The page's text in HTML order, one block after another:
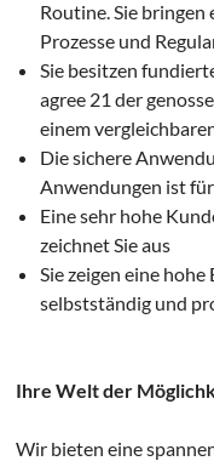
Routine. Sie
Prozesse und
Sie besitzen
agree 21 der
einem
Die sichere
Anwendungen ist
Eine sehr hohe
zeichnet Sie aus
Sie zeigen eine
selbstständig und
Ihre Welt der
Wir bieten eine